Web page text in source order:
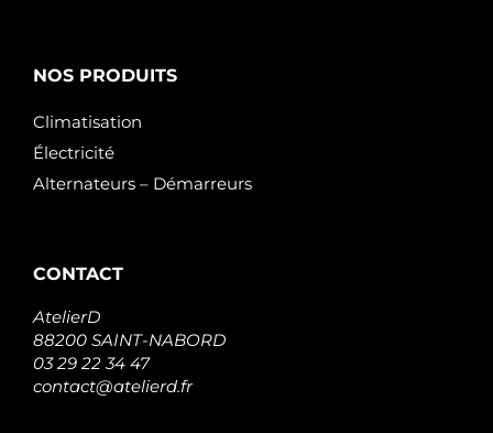
NOS PRODUITS
Climatisation
Électricité
Alternateurs – Démarreurs
CONTACT
AtelierD
88200 SAINT-NABORD
03 29 22 34 47
contact@atelierd.fr